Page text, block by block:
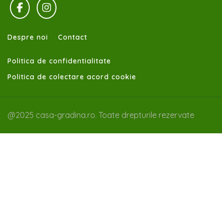
Despre noi Contact
Politica de confidentialitate
Politica de colectare acord cookie
@2025 casa-gradina.ro. Toate drepturile rezervate